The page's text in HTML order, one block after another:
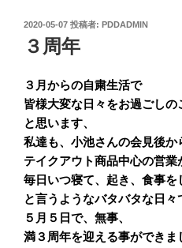
投
稿
日:
2020-05-07 投稿者: PDDADMIN
３周年
３月からの自粛生活で
皆様大変な日々をお過ごしの
と思います、
私達も、小池さんの会見後か
テイクアウト商品中心の営業
毎日いつ寝て、起き、食事を
と言うようなバタバタな日々
５月５日で、無事、
満３周年を迎える事ができま